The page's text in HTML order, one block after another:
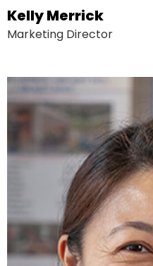
Kelly Merrick
Marketing Director